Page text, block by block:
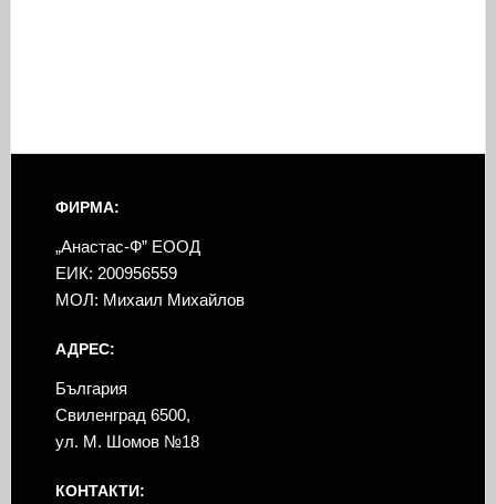
ФИРМА:
„Анастас-Ф” ЕООД
ЕИК: 200956559
МОЛ: Михаил Михайлов
АДРЕС:
България
Свиленград 6500,
ул. М. Шомов №18
КОНТАКТИ: